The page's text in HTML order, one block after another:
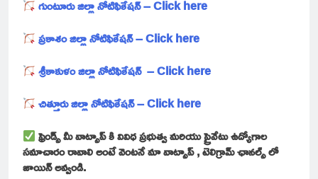
గుంటూరు జిల్లా నోటిఫికేషన్ – Click here
ప్రకాశం జిల్లా నోటిఫికేషన్ – Click here
శ్రీకాకుళం జిల్లా నోటిఫికేషన్ – Click here
చిత్తూరు జిల్లా నోటిఫికేషన్ – Click here
ఫ్రెండ్స్ మీ వాట్సాప్ కి వివిధ ప్రభుత్వ మరియు ప్రైవేటు ఉద్యోగాల
సమాచారం రావాలి అంటే వెంటనే మా వాట్సాప్ , టెలిగ్రామ్ ఛానల్స్ లో
జాయిన్ అవ్వండి.